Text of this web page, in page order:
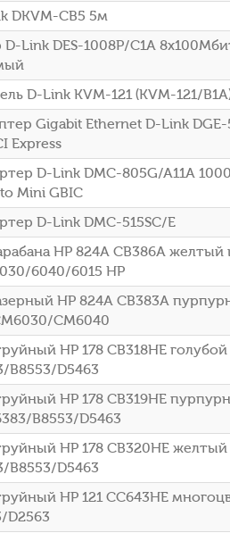
DKVM-CB5 5м
Link DES-1008P/C1A
D-Link KVM-121 (KVM-121/
Gigabit Ethernet D-Link DGE-
Express
D-Link DMC-805G/A11A
Mini GBIC
D-Link DMC-515SC/E
HP 824A CB386A желтый
6040/6015 HP
HP 824A CB383A
CM6040
HP 178 CB318HE голубой
B8553/D5463
HP 178 CB319HE
B8553/D5463
HP 178 CB320HE желтый
B8553/D5463
HP 121 CC643HE
D2563